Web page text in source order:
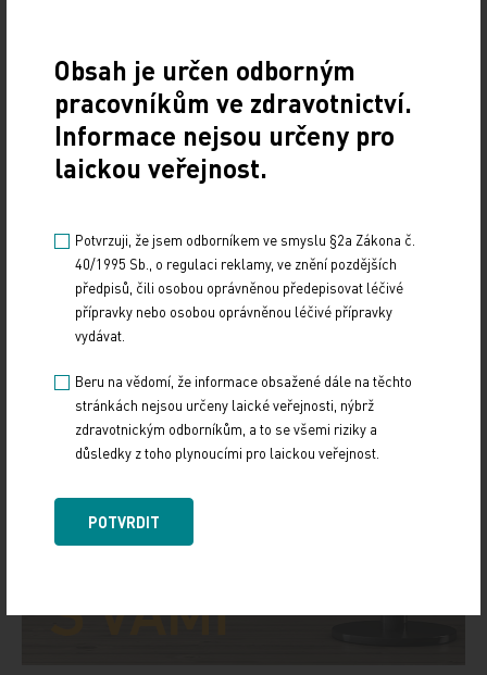
Obsah je určen odborným
pracovníkům ve zdravotnictví.
Informace nejsou určeny pro
laickou veřejnost.
Potvrzuji, že jsem odborníkem ve smyslu §2a Zákona č.
40/1995 Sb., o regulaci reklamy, ve znění pozdějších
předpisů, čili osobou oprávněnou předepisovat léčivé
přípravky nebo osobou oprávněnou léčivé přípravky
vydávat.
Beru na vědomí, že informace obsažené dále na těchto
stránkách nejsou určeny laické veřejnosti, nýbrž
zdravotnickým odborníkům, a to se všemi riziky a
důsledky z toho plynoucími pro laickou veřejnost.
POTVRDIT